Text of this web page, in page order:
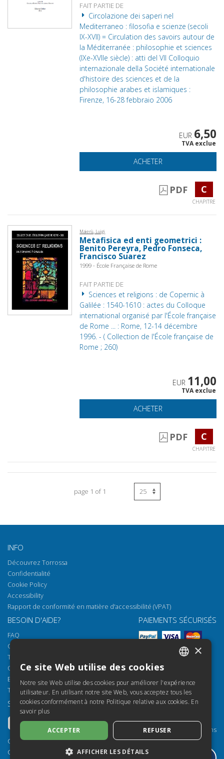
FAIT PARTIE DE
Circolazione dei saperi nel
Mediterraneo : filosofia e scienze (secoli
IX-XVII) = Circulation des savoirs autour de
la Méditerranée : philosophie et sciences
(IXe-XVIIe siècle) : atti del VII Colloquio
internazionale della Société internationale
d'histoire des sciences et de la
philosophie arabes et islamiques :
Firenze, 16-28 febbraio 2006
EUR 6,50
TVA exclue
ACHETER
PDF C
CHAPITRE
Maierù, Luigi
Metafisica ed enti geometrici :
Benito Pereyra, Pedro Fonseca,
Francisco Suarez
1999 - École Française de Rome
FAIT PARTIE DE
Sciences et religions : de Copernic à
Galilée : 1540-1610 : actes du Colloque
international organisé par l'École française
de Rome ... : Rome, 12-14 décembre
1996. - ( Collection de l'École française de
Rome ; 260)
EUR 11,00
TVA exclue
ACHETER
PDF C
CHAPITRE
page 1 of 1
INFO
Découvrez Torrossa
Confidentialité
Cookie Policy
Accessibility
Rapport de conformité en matière d'accessibilité (VPAT)
BESOIN D'AIDE?
FAQ
Comment ouvrir nos documents
Torrossa Reader
Options d'accès
Email: helpdesk@torrossa.com
Tel:
+39 055 5018800
PAIEMENTS SÉCURISÉS
SUIVEZ-NOUS
Copyright 2000-2026
Casalini Libri
NOS RESSOURCES
Torrossa pour Institutions
Torrossa Open
Library Services
SPANISH
FRENCH
ENGLISH
GERMAN
×
Ce site Web utilise des cookies
Notre site Web utilise des cookies pour améliorer l'expérience
utilisateur. En utilisant notre site Web, vous acceptez tous les
cookies conformément à notre Politique relative aux cookies. En
savoir plus
ACCEPTER REFUSER
AFFICHER LES DÉTAILS